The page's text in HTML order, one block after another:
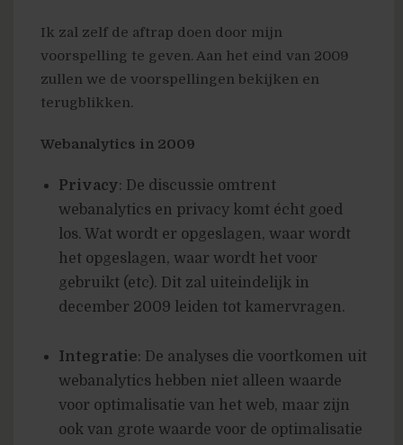
Ik zal zelf de aftrap doen door mijn
voorspelling te geven. Aan het eind van 2009
zullen we de voorspellingen bekijken en
terugblikken.
Webanalytics in 2009
Privacy: De discussie omtrent
webanalytics en privacy komt écht goed
los. Wat wordt er opgeslagen, waar wordt
het opgeslagen, waar wordt het voor
gebruikt (etc). Dit zal uiteindelijk in
december 2009 leiden tot kamervragen.
Integratie: De analyses die voortkomen uit
webanalytics hebben niet alleen waarde
voor optimalisatie van het web, maar zijn
ook van grote waarde voor de optimalisatie